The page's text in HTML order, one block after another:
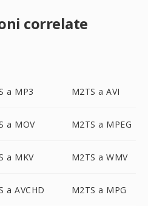
correlate
a MP3 M2TS a AVI
a MOV M2TS a MPEG
a MKV M2TS a WMV
a AVCHD M2TS a MPG